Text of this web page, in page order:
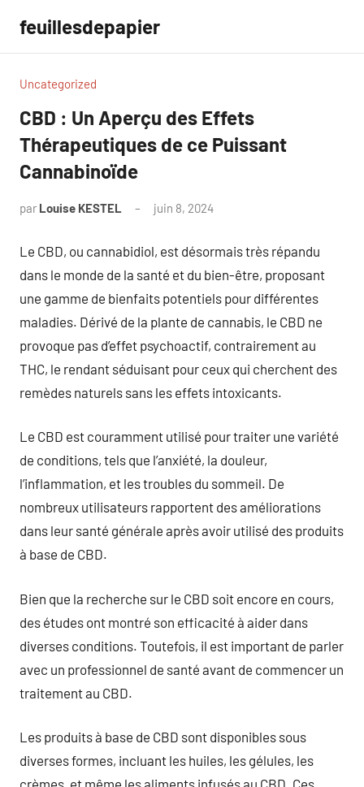
contenu
feuillesdepapier
Uncategorized
CBD : Un Aperçu des Effets
Thérapeutiques de ce Puissant
Cannabinoïde
par Louise KESTEL juin 8, 2024
Le CBD, ou cannabidiol, est désormais très répandu
dans le monde de la santé et du bien-être, proposant
une gamme de bienfaits potentiels pour différentes
maladies. Dérivé de la plante de cannabis, le CBD ne
provoque pas d’effet psychoactif, contrairement au
THC, le rendant séduisant pour ceux qui cherchent des
remèdes naturels sans les effets intoxicants.
Le CBD est couramment utilisé pour traiter une variété
de conditions, tels que l’anxiété, la douleur,
l’inflammation, et les troubles du sommeil. De
nombreux utilisateurs rapportent des améliorations
dans leur santé générale après avoir utilisé des produits
à base de CBD.
Bien que la recherche sur le CBD soit encore en cours,
des études ont montré son efficacité à aider dans
diverses conditions. Toutefois, il est important de parler
avec un professionnel de santé avant de commencer un
traitement au CBD.
Les produits à base de CBD sont disponibles sous
diverses formes, incluant les huiles, les gélules, les
crèmes, et même les aliments infusés au CBD. Ces